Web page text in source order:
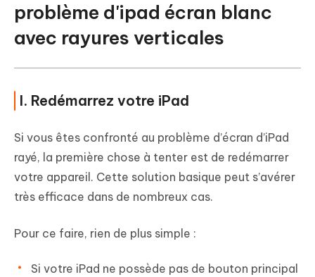
problème d'ipad écran blanc
avec rayures verticales
I. Redémarrez votre iPad
Si vous êtes confronté au problème d’écran d’iPad
rayé, la première chose à tenter est de redémarrer
votre appareil. Cette solution basique peut s’avérer
très efficace dans de nombreux cas.
Pour ce faire, rien de plus simple :
Si votre iPad ne possède pas de bouton principal